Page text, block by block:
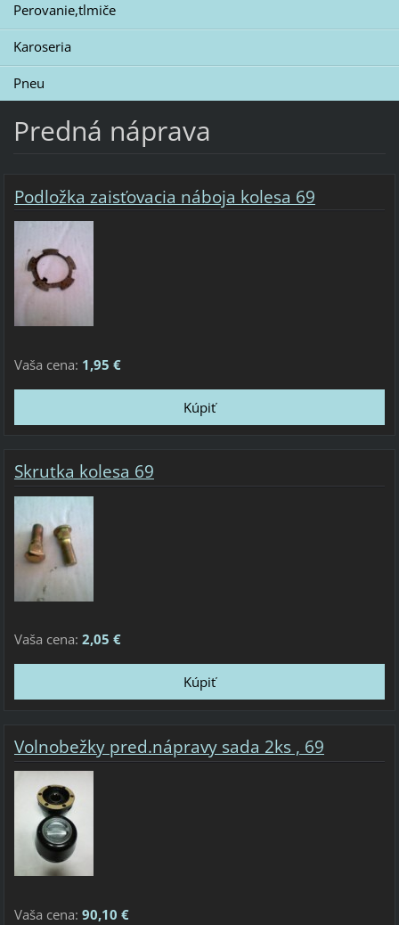
Perovanie,tlmiče
Karoseria
Pneu
Predná náprava
Podložka zaisťovacia náboja kolesa 69
Vaša cena: 1,95 €
Skrutka kolesa 69
Vaša cena: 2,05 €
Volnobežky pred.nápravy sada 2ks , 69
Vaša cena: 90,10 €